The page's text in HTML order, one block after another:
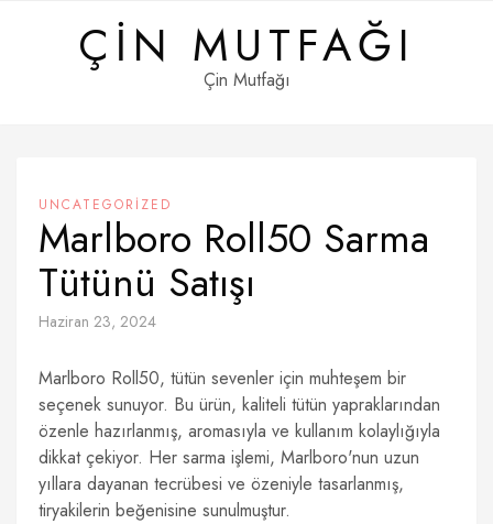
ÇIN MUTFAĞI
Çin Mutfağı
UNCATEGORIZED
Marlboro Roll50 Sarma
Tütünü Satışı
Haziran 23, 2024
Marlboro Roll50, tütün sevenler için muhteşem bir
seçenek sunuyor. Bu ürün, kaliteli tütün yapraklarından
özenle hazırlanmış, aromasıyla ve kullanım kolaylığıyla
dikkat çekiyor. Her sarma işlemi, Marlboro'nun uzun
yıllara dayanan tecrübesi ve özeniyle tasarlanmış,
tiryakilerin beğenisine sunulmuştur.